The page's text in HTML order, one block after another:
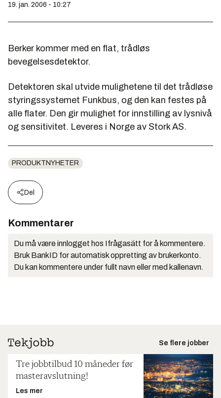
19. jan. 2006 - 10:27
Berker kommer med en flat, trådløs
bevegelsesdetektor.
Detektoren skal utvide mulighetene til det trådløse
styringssystemet Funkbus, og den kan festes på
alle flater. Den gir mulighet for innstilling av lysnivå
og sensitivitet. Leveres i Norge av Stork AS.
PRODUKTNYHETER
Del
Kommentarer
Du må være innlogget hos Ifrågasätt for å kommentere.
Bruk BankID for automatisk oppretting av brukerkonto.
Du kan kommentere under fullt navn eller med kallenavn.
Se flere jobber
Tre jobbtilbud 10 måneder før
masteravslutning!
Les mer